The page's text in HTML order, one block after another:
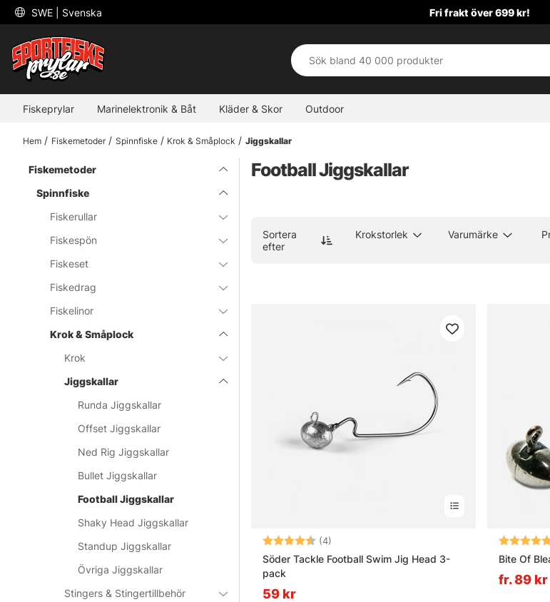
SWE | Svenska Fri frakt över 699 kr!
Fiskeprylar Marinelektronik & Båt Kläder & Skor Outdoor
Hem Fiskemetoder Spinnfiske Krok & Småplock Jiggskallar
Fiskemetoder
Spinnfiske
Fiskerullar
Fiskespön
Fiskeset
Fiskedrag
Fiskelinor
Krok & Småplock
Krok
Jiggskallar
Runda Jiggskallar
Offset Jiggskallar
Ned Rig Jiggskallar
Bullet Jiggskallar
Football Jiggskallar
Shaky Head Jiggskallar
Standup Jiggskallar
Övriga Jiggskallar
Stingers & Stingertillbehör
Football Jiggskallar
Sortera
efter
Krokstorlek Varumärke
Betyg: (4)
Söder Tackle Football Swim Jig Head 3-
pack
59 kr
Betyg:
Bite Of
fr. 89 kr